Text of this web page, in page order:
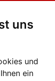
uns
und
ein
sumzug
Liezen